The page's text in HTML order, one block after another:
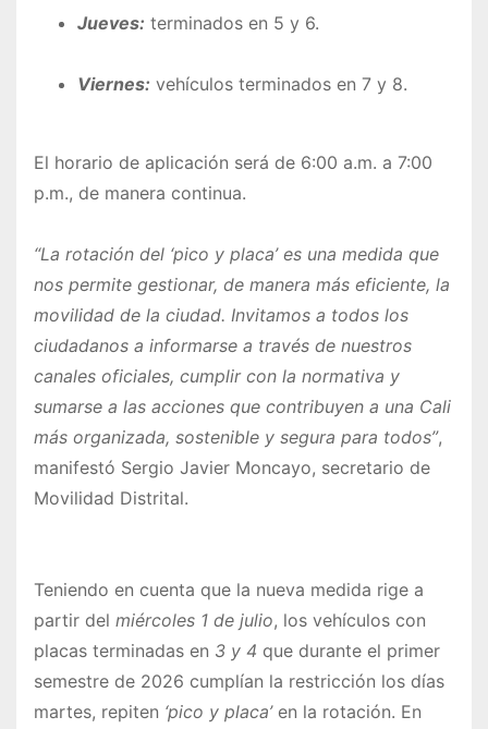
Jueves: terminados en 5 y 6.
Viernes: vehículos terminados en 7 y 8.
El horario de aplicación será de 6:00 a.m. a 7:00
p.m., de manera continua.
“La rotación del ‘pico y placa’ es una medida que
nos permite gestionar, de manera más eficiente, la
movilidad de la ciudad. Invitamos a todos los
ciudadanos a informarse a través de nuestros
canales oficiales, cumplir con la normativa y
sumarse a las acciones que contribuyen a una Cali
más organizada, sostenible y segura para todos”,
manifestó Sergio Javier Moncayo, secretario de
Movilidad Distrital.
Teniendo en cuenta que la nueva medida rige a
partir del miércoles 1 de julio, los vehículos con
placas terminadas en 3 y 4 que durante el primer
semestre de 2026 cumplían la restricción los días
martes, repiten ‘pico y placa’en la rotación. En